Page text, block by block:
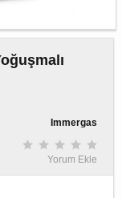
Immergas
Yorum Ekle